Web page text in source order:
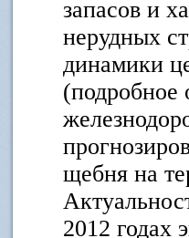
запасов и
нерудных
динамики
(подробное
щебня на
2012 годах